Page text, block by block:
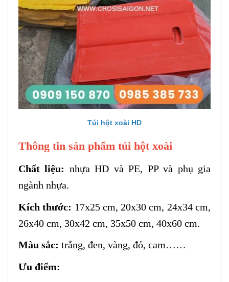
Túi hột xoài HD
Thông tin sản phẩm túi hột xoài
Chất liệu: nhựa HD và PE, PP và phụ gia
ngành nhựa.
Kích thước: 17x25 cm, 20x30 cm, 24x34 cm,
26x40 cm, 30x42 cm, 35x50 cm, 40x60 cm.
Màu sắc: trắng, đen, vàng, đỏ, cam……
Ưu điểm: